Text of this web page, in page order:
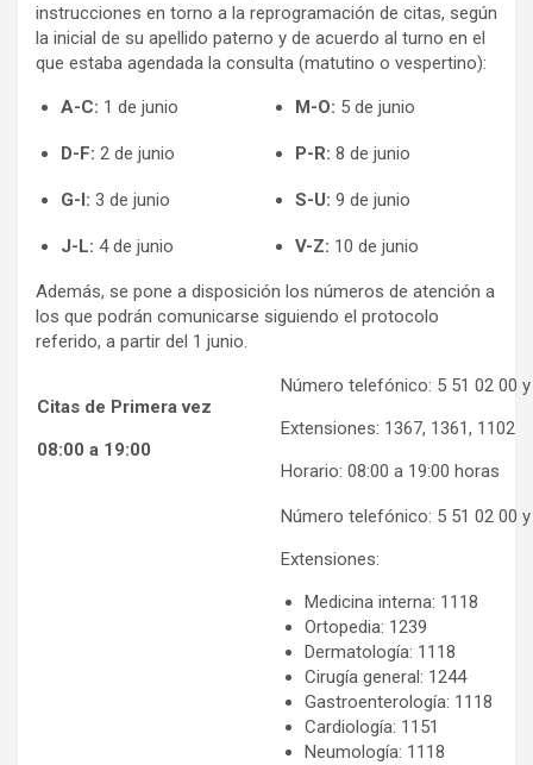
instrucciones en torno a la reprogramación de citas, según
la inicial de su apellido paterno y de acuerdo al turno en el
que estaba agendada la consulta (matutino o vespertino):
A-C: 1 de junio M-O: 5 de junio
D-F: 2 de junio P-R: 8 de junio
G-I: 3 de junio S-U: 9 de junio
J-L: 4 de junio V-Z: 10 de junio
Además, se pone a disposición los números de atención a
los que podrán comunicarse siguiendo el protocolo
referido, a partir del 1 junio.
Citas de Primera vez
08:00 a 19:00
Número telefónico: 5 51 02 00
Extensiones: 1367, 1361, 1102
Horario: 08:00 a 19:00 horas
Número telefónico: 5 51 02 00
Extensiones:
Medicina interna: 1118
Ortopedia: 1239
Dermatología: 1118
Cirugía general: 1244
Gastroenterología: 1118
Cardiología: 1151
Neumología: 1118